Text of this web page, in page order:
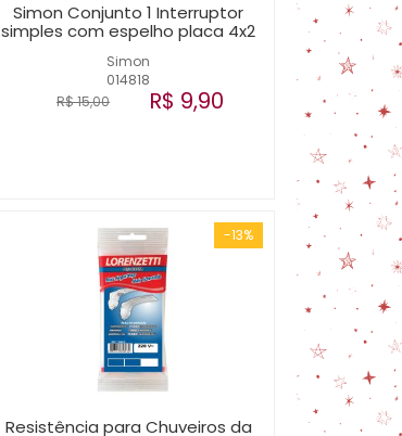
Simon
014818
Simon Conjunto 1 Interruptor
simples com espelho placa 4x2
R$ 15,00 R$ 9,90
-13%
Resistência para Chuveiros da